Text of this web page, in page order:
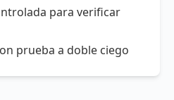
para verificar
prueba a doble ciego